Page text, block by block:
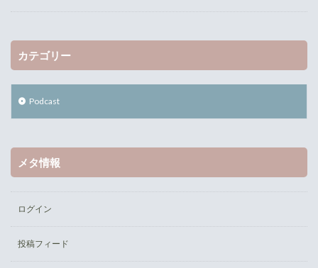
カテゴリー
Podcast
メタ情報
ログイン
投稿フィード